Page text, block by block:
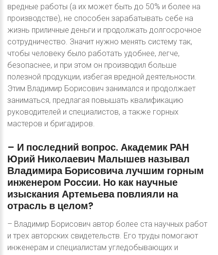
вредные работы (а их может быть до 50% и более на
производстве), не способен зарабатывать себе на
жизнь приличные деньги и продолжать долгосрочное
сотрудничество. Значит нужно менять систему так,
чтобы человеку было работать удобнее, легче,
безопаснее, и при этом он производил больше
полезной продукции, избегая вредной деятельности.
Этим Владимир Борисович занимался и продолжает
заниматься, предлагая повышать квалификацию
руководителей и специалистов, а также горных
мастеров и бригадиров.
– И последний вопрос. Академик РАН
Юрий Николаевич Малышев называл
Владимира Борисовичалучшим горным
инженером России. Но как научные
изыскания Артемьева повлияли на
отрасль в целом?
– Владимир Борисович автор более ста научных работ
и трех авторских свидетельств. Его труды помогают
инженерам и специалистам угледобывающих и